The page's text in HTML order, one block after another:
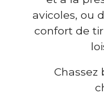
avicoles, ou
confort de
Chassez